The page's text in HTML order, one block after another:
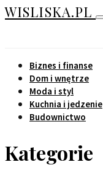
WISLISKA.PL
Biznes i finanse
Dom i wnętrze
Moda i styl
Kuchnia i jedzenie
Budownictwo
Kategorie